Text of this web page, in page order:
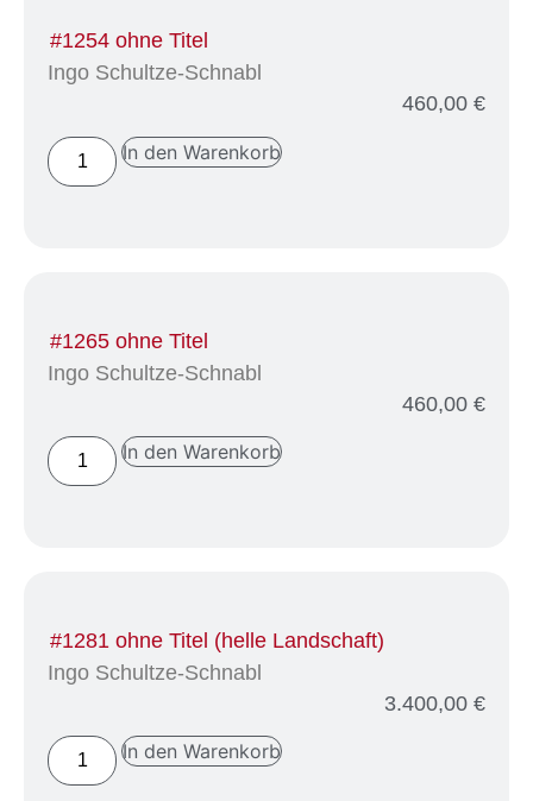
#1254 ohne Titel
Ingo Schultze-Schnabl
460,00 €
In den Warenkorb
#1265 ohne Titel
Ingo Schultze-Schnabl
460,00 €
In den Warenkorb
#1281 ohne Titel (helle Landschaft)
Ingo Schultze-Schnabl
3.400,00 €
In den Warenkorb